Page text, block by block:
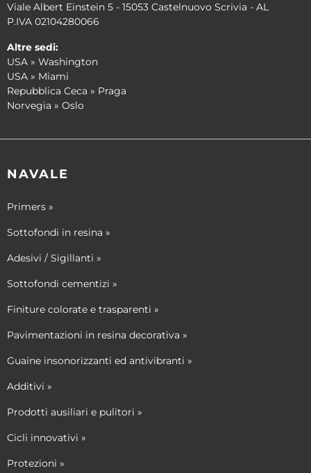
Viale Albert Einstein 5 - 15053 Castelnuovo Scrivia - AL
P.IVA 02104280066
Altre sedi:
USA » Washington
USA » Miami
Repubblica Ceca » Praga
Norvegia » Oslo
NAVALE
Primers »
Sottofondi in resina »
Adesivi / Sigillanti »
Sottofondi cementizi »
Finiture colorate e trasparenti »
Pavimentazioni in resina decorativa »
Guaine insonorizzanti ed antivibranti »
Additivi »
Prodotti ausiliari e pulitori »
Cicli innovativi »
Protezioni »